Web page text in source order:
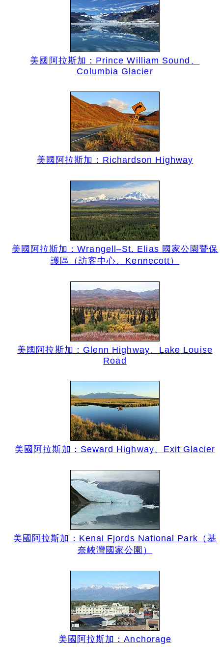
美國阿拉斯加：Prince William Sound、
Columbia Glacier
美國阿拉斯加：Richardson Highway
美國阿拉斯加：Wrangell–St. Elias 國家公園暨保
護區（訪客中心、Kennecott）
美國阿拉斯加：Glenn Highway、Lake Louise
Road
美國阿拉斯加：Seward Highway、Exit Glacier
美國阿拉斯加：Kenai Fjords National Park（基
奈峽灣國家公園）
美國阿拉斯加：Anchorage